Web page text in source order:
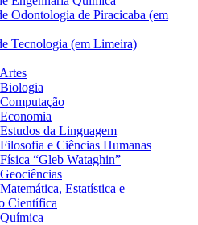
Odontologia de Piracicaba (em
Tecnologia (em Limeira)
da Linguagem
e Ciências Humanas
“Gleb Wataghin”
Estatística e
Científica